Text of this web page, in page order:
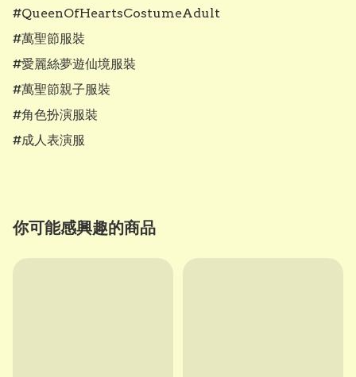
#QueenOfHeartsCostumeAdult
#萬聖節服裝
#愛麗絲夢遊仙境服裝
#萬聖節親子服裝
#角色扮演服裝
#成人表演服
你可能感興趣的商品